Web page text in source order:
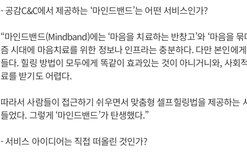
- 공감C&C에서 제공하는 ‘마인드밴드’는 어떤 서비스인가?
“마인드밴드(Mindband)에는 ‘마음을 치료하는 반창고’와 ‘마음을
즘 시대에 마음치료를 위한 정보나 인프라는 충분하다. 다만 본인에
들다. 힐링 방법이 모두에게 똑같이 효과있는 것이 아니거니와, 사회
료를 받기도 어렵다.
따라서 사람들이 접근하기 쉬우면서 맞춤형 셀프힐링법을 제공하는
들었다. 그렇게 ‘마인드밴드’가 탄생했다.”
- 서비스 아이디어는 직접 떠올린 것인가?